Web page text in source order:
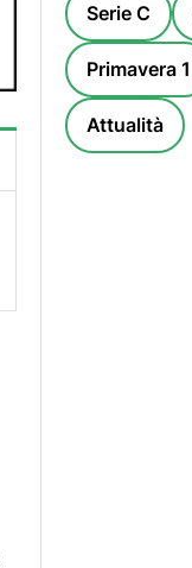
Serie C
Primavera 1
Attualità